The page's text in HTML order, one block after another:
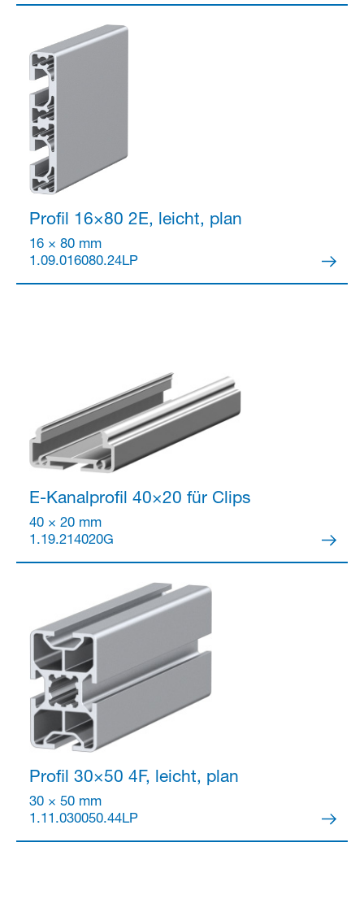
Profil 16×80 2E, leicht, plan
16 × 80 mm
1.09.016080.24LP
E-Kanalprofil 40×20 für Clips
40 × 20 mm
1.19.214020G
Profil 30×50 4F, leicht, plan
30 × 50 mm
1.11.030050.44LP
Partner Login